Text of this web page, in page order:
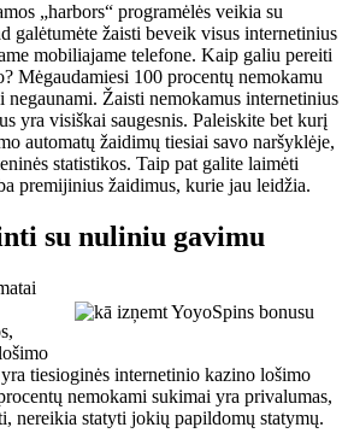
„harbors“ programėlės veikia su
galėtumėte žaisti beveik visus internetinius
mobiliajame telefone. Kaip galiu pereiti
Mėgaudamiesi 100 procentų nemokamu
Žaisti nemokamus internetinius
yra visiškai saugesnis. Paleiskite bet kurį
automatų žaidimų tiesiai savo naršyklėje,
statistikos. Taip pat galite laimėti
premijinius žaidimus, kurie jau leidžia.
su nuliniu gavimu
tiesioginės internetinio kazino lošimo
nemokami sukimai yra privalumas,
nereikia statyti jokių papildomų statymų.